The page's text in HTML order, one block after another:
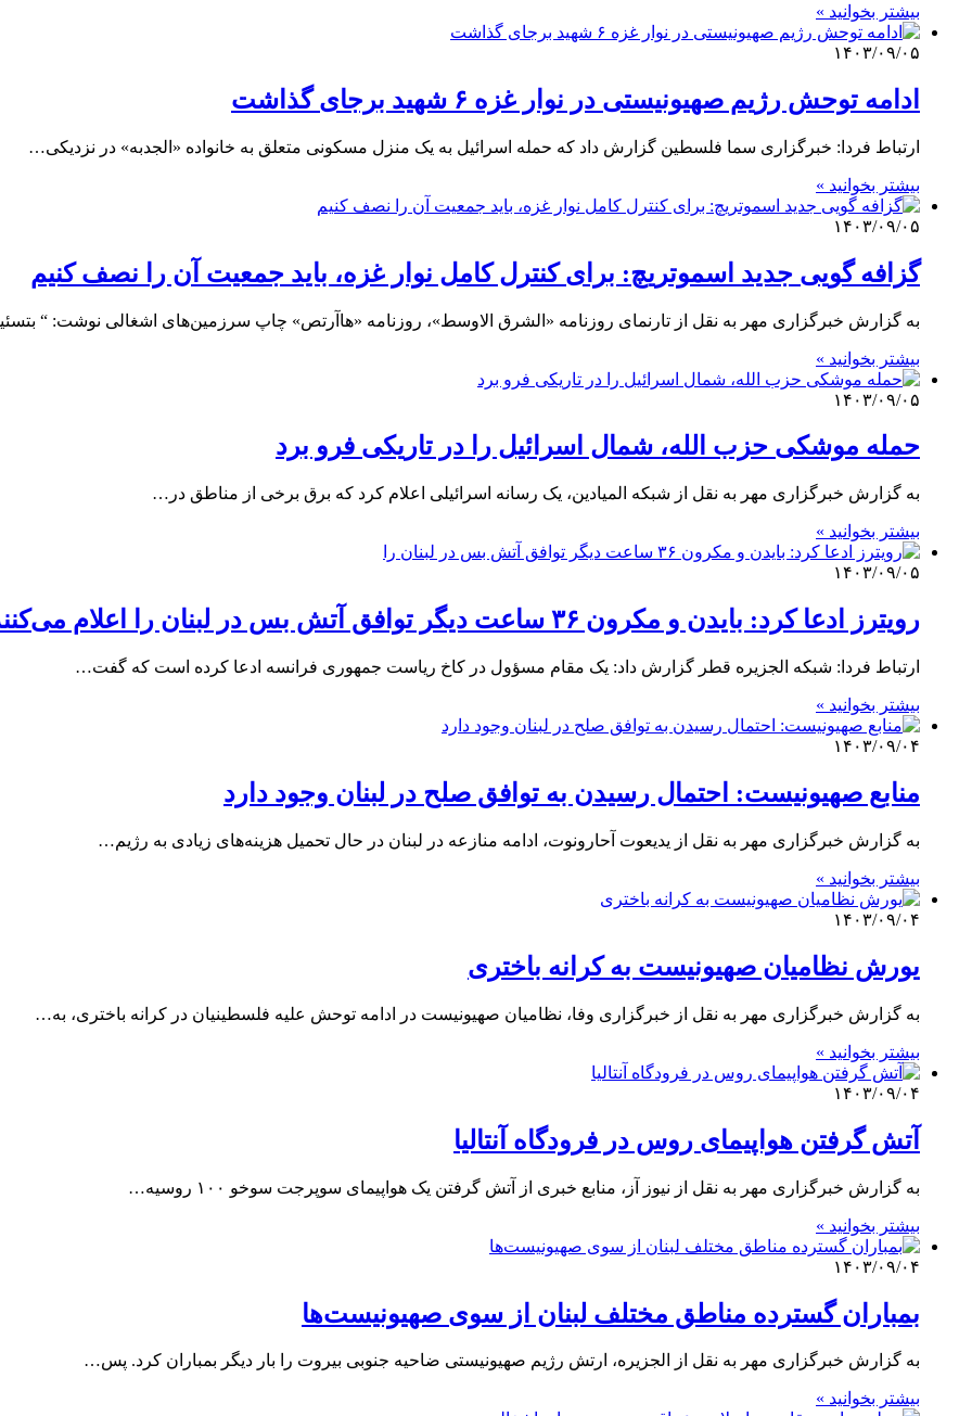
بیشتر بخوانید »
۱۴۰۳/۰۹/۰۵
ادامه توحش رژیم صهیونیستی در نوار غزه ۶ شهید برجای گذاشت
ارتباط فردا: خبرگزاری سما فلسطین گزارش داد که حمله اسرائیل به یک منزل مسکونی متعلق به خانواده «الجدبه» در نزدیکی…
بیشتر بخوانید »
۱۴۰۳/۰۹/۰۵
گزافه گویی جدید اسموتریچ: برای کنترل کامل نوار غزه، باید جمعیت آن را نصف کنیم
به گزارش خبرگزاری مهر به نقل از تارنمای روزنامه «الشرق الاوسط»، روزنامه «هاآرتص» چاپ سرزمین‌های اشغالی نوشت: “
بیشتر بخوانید »
۱۴۰۳/۰۹/۰۵
حمله موشکی حزب الله، شمال اسرائیل را در تاریکی فرو برد
به گزارش خبرگزاری مهر به نقل از شبکه المیادین، یک رسانه اسرائیلی اعلام کرد که برق برخی از مناطق در…
بیشتر بخوانید »
۱۴۰۳/۰۹/۰۵
رویترز ادعا کرد: بایدن و مکرون ۳۶ ساعت دیگر توافق آتش بس در لبنان را اعلام می‌کنند
ارتباط فردا: شبکه الجزیره قطر گزارش داد: یک مقام مسؤول در کاخ ریاست جمهوری فرانسه ادعا کرده است که گفت…
بیشتر بخوانید »
۱۴۰۳/۰۹/۰۴
منابع صهیونیست: احتمال رسیدن به توافق صلح در لبنان وجود دارد
به گزارش خبرگزاری مهر به نقل از یدیعوت آحارونوت، ادامه منازعه در لبنان در حال تحمیل هزینه‌های زیادی به رژیم…
بیشتر بخوانید »
۱۴۰۳/۰۹/۰۴
یورش نظامیان صهیونیست به کرانه باختری
به گزارش خبرگزاری مهر به نقل از خبرگزاری وفا، نظامیان صهیونیست در ادامه توحش علیه فلسطینیان در کرانه باختری، به…
بیشتر بخوانید »
۱۴۰۳/۰۹/۰۴
آتش گرفتن هواپیمای روس در فرودگاه آنتالیا
به گزارش خبرگزاری مهر به نقل از نیوز آز، منابع خبری از آتش گرفتن یک هواپیمای سوپرجت سوخو ۱۰۰ روسیه…
بیشتر بخوانید »
۱۴۰۳/۰۹/۰۴
بمباران گسترده مناطق مختلف لبنان از سوی صهیونیست‌ها
به گزارش خبرگزاری مهر به نقل از الجزیره، ارتش رژیم صهیونیستی ضاحیه جنوبی بیروت را بار دیگر بمباران کرد. پس…
بیشتر بخوانید »